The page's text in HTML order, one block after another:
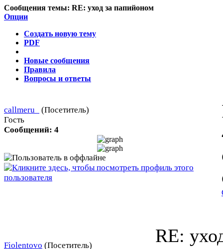
Сообщения темы: RE: уход за папийоном
Опции
Создать новую тему
PDF
Новые сообщения
Правила
Вопросы и ответы
callmeru_
(Посетитель)
Гость
Сообщений: 4
Fiolentovo (Посетитель)
RE: